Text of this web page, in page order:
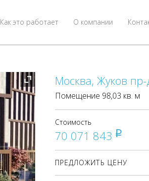
О компании
Как это работает
Москва, Жуков пр-
Помещение 98,03 кв. м
Стоимость
70 071 843 pуб
ПРЕДЛОЖИТЬ ЦЕНУ